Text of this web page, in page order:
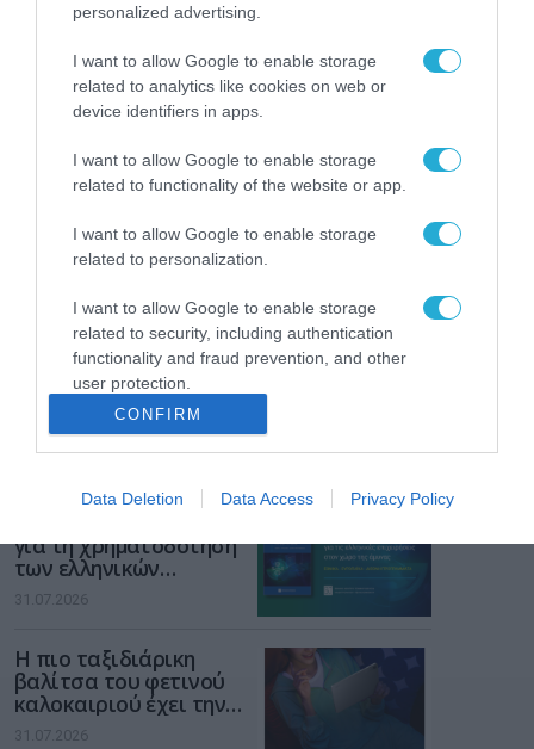
personalized advertising.
I want to allow Google to enable storage
related to analytics like cookies on web or
device identifiers in apps.
I want to allow Google to enable storage
related to functionality of the website or app.
I want to allow Google to enable storage
related to personalization.
I want to allow Google to enable storage
related to security, including authentication
functionality and fraud prevention, and other
user protection.
CONFIRM
Data Deletion Data Access Privacy Policy
ΡΟΗ ΕΙΔΗΣΕΩΝ
Το χρηματοδοτούμενο
Gaming Police”
ενισχύει την ασφάλεια
διαδίκτυο
31.07.2026
ΑΑΔΕ: Διευκρινίσεις
για τα πρόστιμα σε
παραβάσεις που
αφορούν τους ΦΗΜ
31.07.2026
Σ. Καλαφάτης: «Η
Τεχνητή Νοημοσύνη
δεν είναι απλώς μια
νέα τεχνολογία, είναι
επανάσταση»
για τη χρηματοδότηση
των ελληνικών
επιχειρήσεων στον
χώρο της άμυνας
31.07.2026
Η πιο ταξιδιάρικη
βαλίτσα του φετινού
καλοκαιριού έχει την
υπογραφή της Xiaomi
31.07.2026